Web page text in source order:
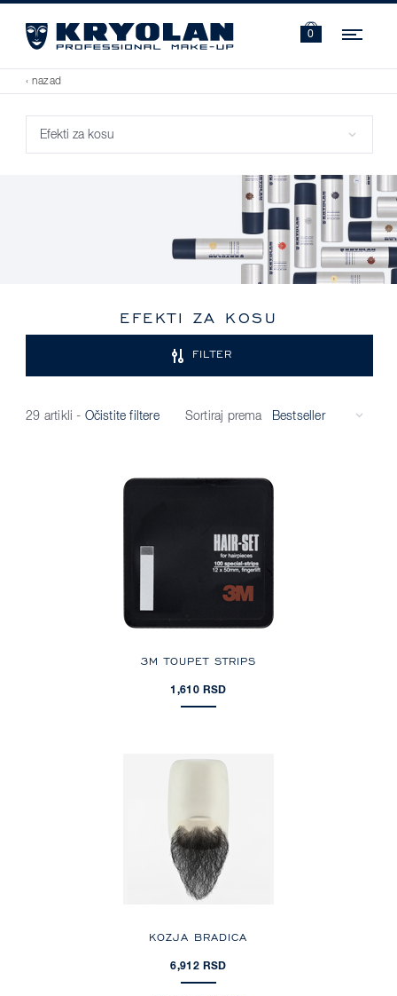
0
‹ nazad
EFEKTI ZA KOSU
FILTER
29 artikli - Očistite filtere Sortiraj prema
3M TOUPET STRIPS
1,610 RSD
KOZJA BRADICA
6,912 RSD